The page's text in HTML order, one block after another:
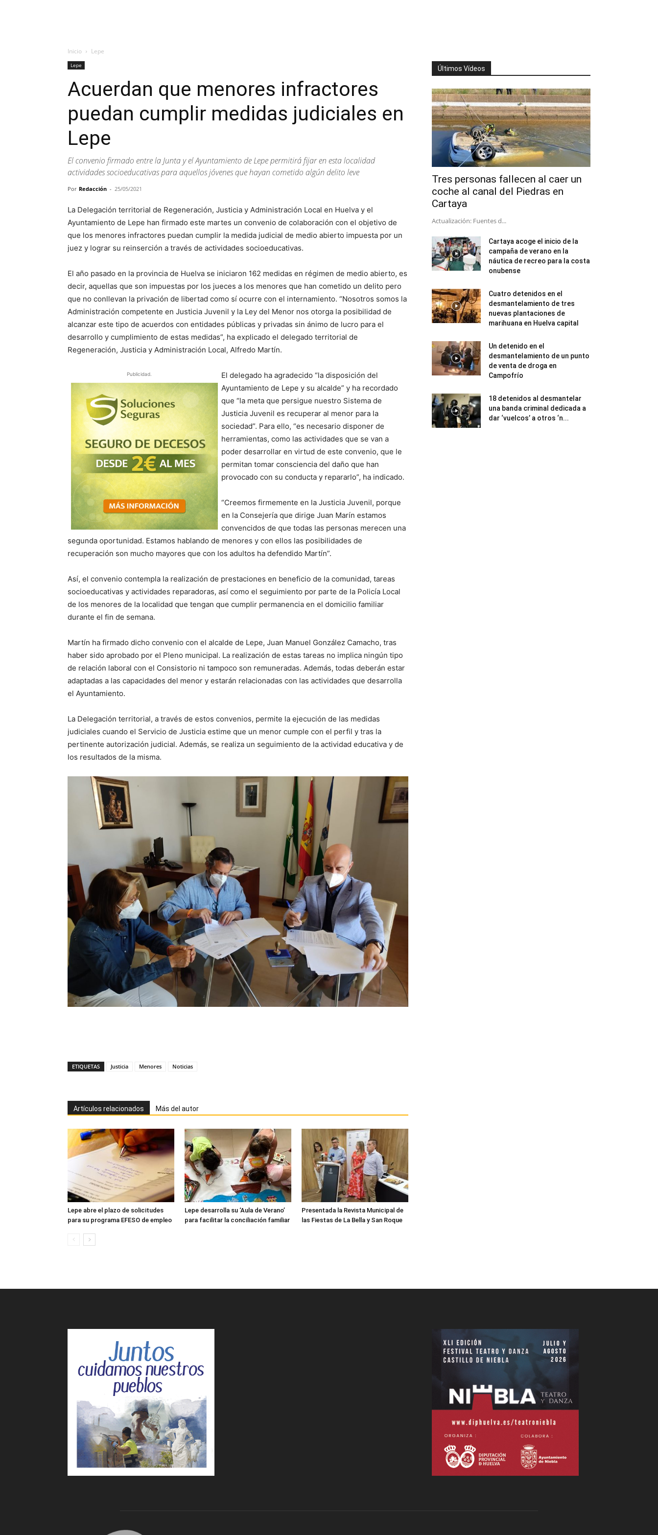
Inicio Lepe
Lepe
Acuerdan que menores infractores
puedan cumplir medidas judiciales en
Lepe
El convenio firmado entre la Junta y el Ayuntamiento de Lepe permitirá fijar en esta localidad
actividades socioeducativas para aquellos jóvenes que hayan cometido algún delito leve
Por Redacción - 25/05/2021
La Delegación territorial de Regeneración, Justicia y Administración Local en Huelva y el
Ayuntamiento de Lepe han firmado este martes un convenio de colaboración con el objetivo de
que los menores infractores puedan cumplir la medida judicial de medio abierto impuesta por un
juez y lograr su reinserción a través de actividades socioeducativas.
El año pasado en la provincia de Huelva se iniciaron 162 medidas en régimen de medio abierto, es
decir, aquellas que son impuestas por los jueces a los menores que han cometido un delito pero
que no conllevan la privación de libertad como sí ocurre con el internamiento. “Nosotros somos la
Administración competente en Justicia Juvenil y la Ley del Menor nos otorga la posibilidad de
alcanzar este tipo de acuerdos con entidades públicas y privadas sin ánimo de lucro para el
desarrollo y cumplimiento de estas medidas”, ha explicado el delegado territorial de
Regeneración, Justicia y Administración Local, Alfredo Martín.
Publicidad.
El delegado ha agradecido “la disposición del
Ayuntamiento de Lepe y su alcalde” y ha recordado
que “la meta que persigue nuestro Sistema de
Justicia Juvenil es recuperar al menor para la
sociedad”. Para ello, “es necesario disponer de
herramientas, como las actividades que se van a
poder desarrollar en virtud de este convenio, que le
permitan tomar consciencia del daño que han
provocado con su conducta y repararlo”, ha indicado.
“Creemos firmemente en la Justicia Juvenil, porque
en la Consejería que dirige Juan Marín estamos
convencidos de que todas las personas merecen una
segunda oportunidad. Estamos hablando de menores y con ellos las posibilidades de
recuperación son mucho mayores que con los adultos ha defendido Martín”.
Así, el convenio contempla la realización de prestaciones en beneficio de la comunidad, tareas
socioeducativas y actividades reparadoras, así como el seguimiento por parte de la Policía Local
de los menores de la localidad que tengan que cumplir permanencia en el domicilio familiar
durante el fin de semana.
Martín ha firmado dicho convenio con el alcalde de Lepe, Juan Manuel González Camacho, tras
haber sido aprobado por el Pleno municipal. La realización de estas tareas no implica ningún tipo
de relación laboral con el Consistorio ni tampoco son remuneradas. Además, todas deberán estar
adaptadas a las capacidades del menor y estarán relacionadas con las actividades que desarrolla
el Ayuntamiento.
La Delegación territorial, a través de estos convenios, permite la ejecución de las medidas
judiciales cuando el Servicio de Justicia estime que un menor cumple con el perfil y tras la
pertinente autorización judicial. Además, se realiza un seguimiento de la actividad educativa y de
los resultados de la misma.
ETIQUETAS Justicia Menores Noticias
Artículos relacionados Más del autor
Lepe abre el plazo de solicitudes
para su programa EFESO de empleo
Lepe desarrolla su ‘Aula de Verano’
para facilitar la conciliación familiar
Presentada la Revista Municipal de
las Fiestas de La Bella y San Roque
Últimos Vídeos
Tres personas fallecen al caer un
coche al canal del Piedras en
Cartaya
Actualización: Fuentes d...
Cartaya acoge el inicio de la
campaña de verano en la
náutica de recreo para la costa
onubense
Cuatro detenidos en el
desmantelamiento de tres
nuevas plantaciones de
marihuana en Huelva capital
Un detenido en el
desmantelamiento de un punto
de venta de droga en
Campofrío
18 detenidos al desmantelar
una banda criminal dedicada a
dar ‘vuelcos’ a otros ‘n...